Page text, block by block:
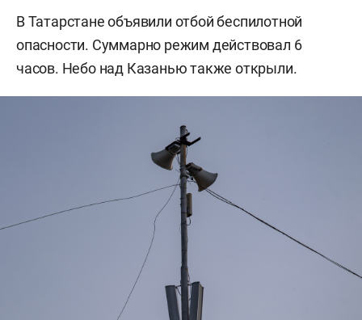
В Татарстане объявили отбой беспилотной
опасности. Суммарно режим действовал 6
часов. Небо над Казанью также открыли.